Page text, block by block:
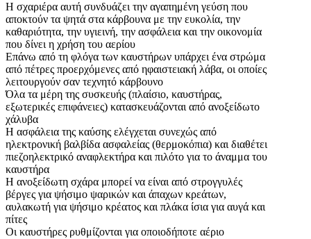
Η σχαριέρα αυτή συνδυάζει την αγαπημένη γεύση που
αποκτούν τα ψητά στα κάρβουνα με την ευκολία, την
καθαριότητα, την υγιεινή, την ασφάλεια και την οικονομία
που δίνει η χρήση του αερίου
Επάνω από τη φλόγα των καυστήρων υπάρχει ένα στρώμα
από πέτρες προερχόμενες από ηφαιστειακή λάβα, οι οποίες
λειτουργούν σαν τεχνητό κάρβουνο
Όλα τα μέρη της συσκευής (πλαίσιο, καυστήρας,
εξωτερικές επιφάνειες) κατασκευάζονται από ανοξείδωτο
χάλυβα
H ασφάλεια της καύσης ελέγχεται συνεχώς από
ηλεκτρονική βαλβίδα ασφαλείας (θερμοκόπια) και διαθέτει
πιεζοηλεκτρικό αναφλεκτήρα και πιλότο για το άναμμα του
καυστήρα
Η ανοξείδωτη σχάρα μπορεί να είναι από στρογγυλές
βέργες για ψήσιμο ψαρικών και άπαχων κρεάτων,
αυλακωτή για ψήσιμο κρέατος και πλάκα ίσια για αυγά και
πίτες
Οι καυστήρες ρυθμίζονται για οποιοδήποτε αέριο